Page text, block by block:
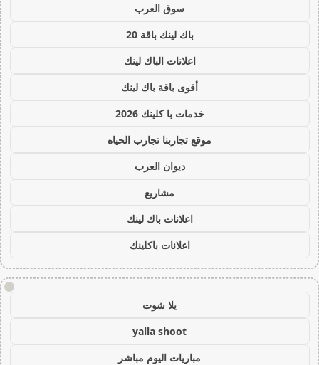
سوق العرب
باك لينك باقة 20
اعلانات الباك لينك
أقوى باقة باك لينك
خدمات با كلينك 2026
موقع تجاربنا تجارب الحياه
ديوان العرب
مشاريع
اعلانات باك لينك
اعلانات باكلينك
!
يلا شوت
yalla shoot
مباريات اليوم مباشر